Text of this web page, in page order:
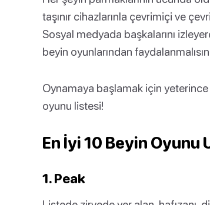
taşınır cihazlarınla çevrimiçi ve
Sosyal medyada başkalarını
beyin oyunlarından
Oynamaya başlamak için yeterince
oyunu listesi!
En İyi 10 Beyin Oyunu
1. Peak